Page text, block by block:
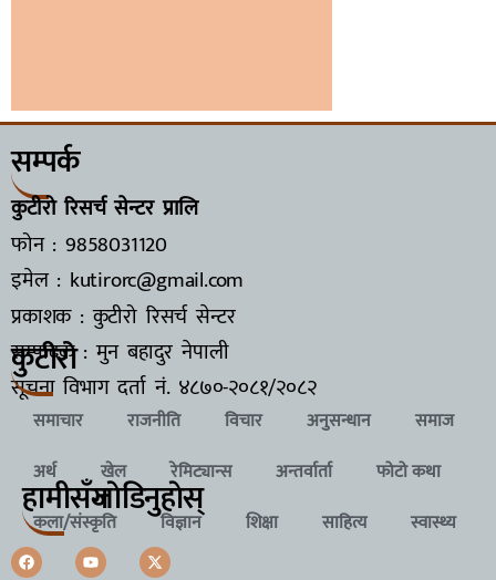
सम्पर्क
कुटीरो रिसर्च सेन्टर प्रालि
फोन : 9858031120
इमेल : kutirorc@gmail.com
प्रकाशक : कुटीरो रिसर्च सेन्टर
सम्पादक : मुन बहादुर नेपाली
सूचना विभाग दर्ता नं. ४८७०-२०८१/२०८२
कुटीरो
समाचार राजनीति विचार अनुसन्धान
समाज
अर्थ
खेल रेमिट्यान्स अन्तर्वार्ता
फोटो कथा
कला/संस्कृति
विज्ञान शिक्षा साहित्य स्वास्थ्य
हामीसँगजाेडिनुहाेस्